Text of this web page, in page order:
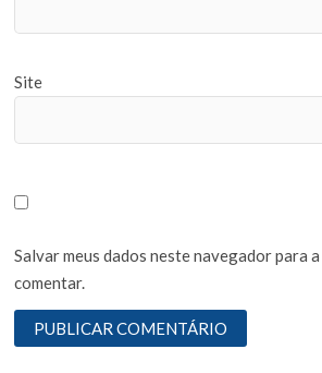
Site
Salvar meus dados neste navegador para
comentar.